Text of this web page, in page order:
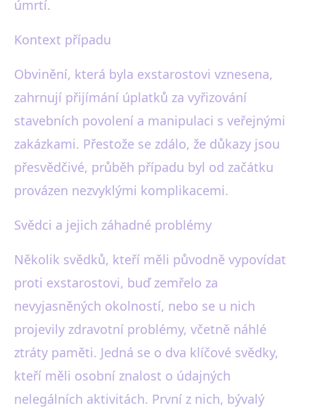
úmrtí.
Kontext případu
Obvinění, která byla exstarostovi vznesena,
zahrnují přijímání úplatků za vyřizování
stavebních povolení a manipulaci s veřejnými
zakázkami. Přestože se zdálo, že důkazy jsou
přesvědčivé, průběh případu byl od začátku
provázen nezvyklými komplikacemi.
Svědci a jejich záhadné problémy
Několik svědků, kteří měli původně vypovídat
proti exstarostovi, buď zemřelo za
nevyjasněných okolností, nebo se u nich
projevily zdravotní problémy, včetně náhlé
ztráty paměti. Jedná se o dva klíčové svědky,
kteří měli osobní znalost o údajných
nelegálních aktivitách. První z nich, bývalý